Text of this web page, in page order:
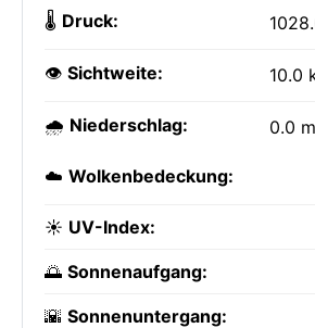
🌡️ Druck:
👁️ Sichtweite: 10.0
🌧️ Niederschlag: 0.0
☁️ Wolkenbedeckung:
☀️ UV-Index:
🌅 Sonnenaufgang:
🌇 Sonnenuntergang: